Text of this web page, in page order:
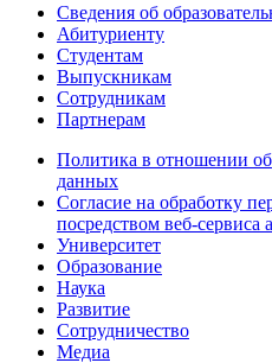
Сведения об
Абитуриенту
Студентам
Выпускникам
Сотрудникам
Партнерам
Политика в отношении
данных
Согласие на обработку
посредством веб-
Университет
Образование
Наука
Развитие
Сотрудничество
Медиа